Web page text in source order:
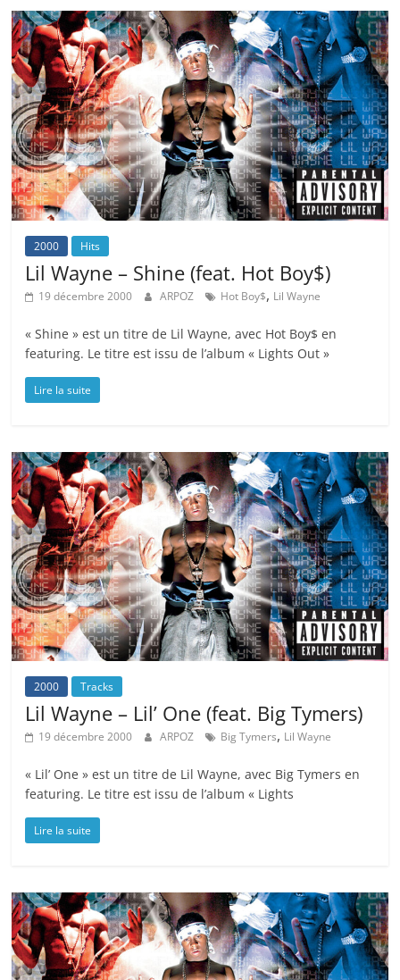
2000 Hits
Lil Wayne – Shine (feat. Hot Boy$)
19 décembre 2000 ARPOZ Hot Boy$, Lil Wayne
« Shine » est un titre de Lil Wayne, avec Hot Boy$ en
featuring. Le titre est issu de l’album « Lights Out »
Lire la suite
2000 Tracks
Lil Wayne – Lil’ One (feat. Big Tymers)
19 décembre 2000 ARPOZ Big Tymers, Lil Wayne
« Lil’ One » est un titre de Lil Wayne, avec Big Tymers en
featuring. Le titre est issu de l’album « Lights
Lire la suite